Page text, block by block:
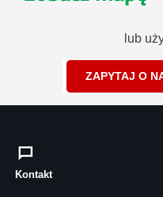
lub
ZAPYTAJ O
Kontakt